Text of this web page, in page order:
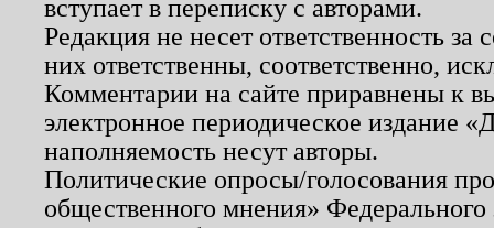
вступает в переписку с авторами.
Редакция не несет ответственность
них ответственны, соответственно,
Комментарии на сайте приравнены к
электронное периодическое издание
наполняемость несут авторы.
Политические опросы/голосования
общественного мнения»